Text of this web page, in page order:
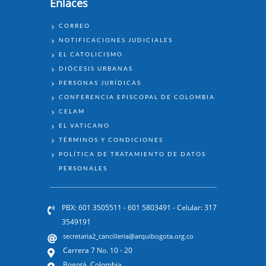
Enlaces
ENLACES
CORREO
NOTIFICACIONES JUDICIALES
EL CATOLICISMO
DIÓCESIS URBANAS
PERSONAS JURÍDICAS
CONFERENCIA EPISCOPAL DE COLOMBIA
CELAM
EL VATICANO
TÉRMINOS Y CONDICIONES
POLÍTICA DE TRATAMIENTO DE DATOS
PERSONALES
PBX: 601 3505511 - 601 5803491 - Celular: 317
3549191
secretaria2_cancilleria@arquibogota.org.co
Carrera 7 No. 10 - 20